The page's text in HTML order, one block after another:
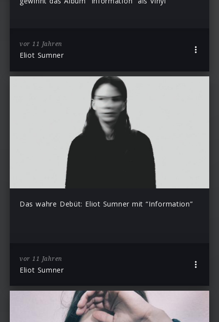
vor 11 Jahren
Eliot Sumner
Das wahre Debüt: Eliot Sumner mit “Information”
vor 11 Jahren
Eliot Sumner